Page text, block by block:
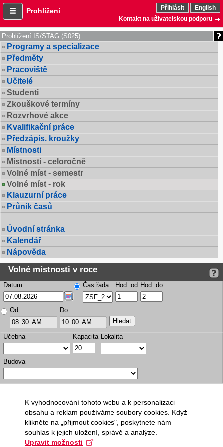
Prohlížení Přihlásit
English
Kontakt na uživatelskou podporu
Prohlížení IS/STAG (S025)
Programy a specializace
Předměty
Pracoviště
Učitelé
Studenti
Zkouškové termíny
Rozvrhové akce
Kvalifikační práce
Předzápis. kroužky
Místnosti
Místnosti - celoročně
Volné míst - semestr
Volné míst - rok
Klauzurní práce
Průnik časů
Úvodní stránka
Kalendář
Nápověda
Volné místnosti v roce
Datum Čas.řada Hod. od Hod. do
Od Do
Učebna Kapacita Lokalita
Budova
K vyhodnocování tohoto webu a k personalizaci
obsahu a reklam používáme soubory cookies. Když
klikněte na „přijmout cookies", poskytnete nám
souhlas k jejich uložení, správě a analýze.
Upravit možnosti